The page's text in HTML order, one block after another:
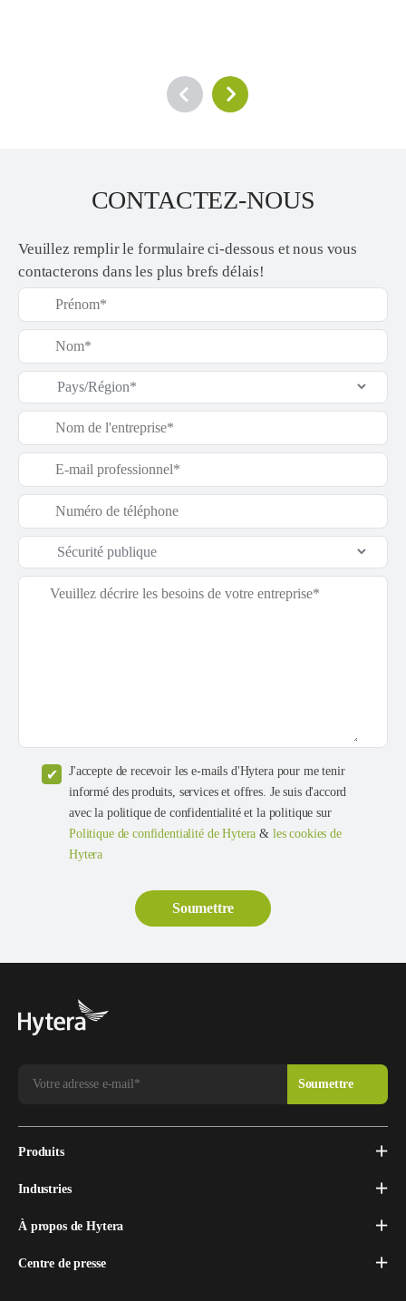
CONTACTEZ-NOUS
Veuillez remplir le formulaire ci-dessous et nous vous
contacterons dans les plus brefs délais!
J'accepte de recevoir les e-mails d'Hytera pour me tenir
informé des produits, services et offres. Je suis d'accord
avec la politique de confidentialité et la politique sur
Politique de confidentialité de Hytera & les cookies de
Hytera
Produits
Industries
À propos de Hytera
Centre de presse